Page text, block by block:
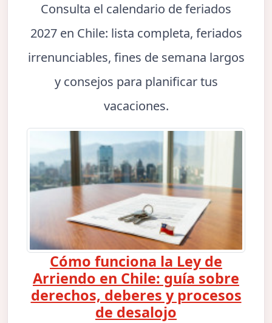
Consulta el calendario de feriados
2027 en Chile: lista completa, feriados
irrenunciables, fines de semana largos
y consejos para planificar tus
vacaciones.
Cómo funciona la Ley de
Arriendo en Chile: guía sobre
derechos, deberes y procesos
de desalojo